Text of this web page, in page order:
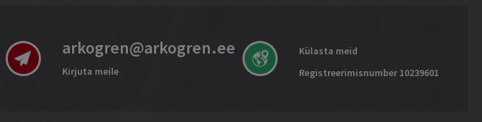
arkogren@arkogren.ee
Kirjuta meile
Külasta meid
Registreerimisnumber 10239601